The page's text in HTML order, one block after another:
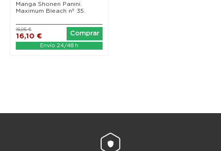
Manga Shonen Panini.
Maximum Bleach nº 35.
16,10 €
16,95 €
Comprar
Envío 24/48 h